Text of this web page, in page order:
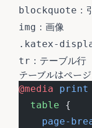
blockquote ：
img ：画像
.katex-
tr ：テーブル行
テーブルはペー
@media print
  table
{
page-